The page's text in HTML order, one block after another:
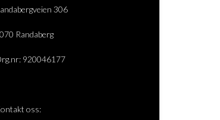
306
Randaberg
920046177
oss: